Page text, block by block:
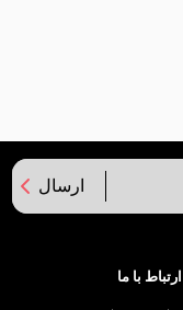
ارسال
ارتباط با ما